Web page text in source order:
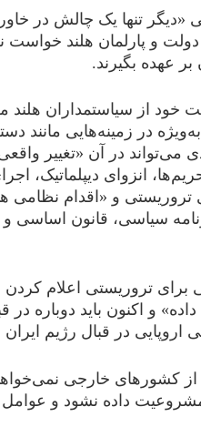
تنها یک چالش در
و پارلمان هلند
عهده بگیرند.
خود از سیاستمداران هلند
در زمینه‌هایی مانند
در آن «تغییر
انزوای دیپلماتیک،
و «اقدام نظامی
سیاسی، قانون اساسی
برای تروریستی اعلام کردن
و اکنون باید دوباره در
اروپایی در قبال رژیم ایران
کشورهای خارجی
مشروعیت داده نشود و